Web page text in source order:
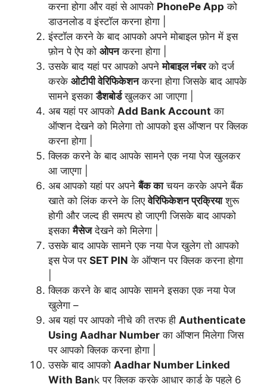
करना होगा और वहां से आपको PhonePe App को
डाउनलोड व इंस्टॉल करना होगा |
इंस्टॉल करने के बाद आपको अपने मोबाइल फ़ोन में इस
फ़ोन पे ऐप को ओपनकरना होगा |
उसके बाद यहां पर आपको अपनेमोबाइल नंबरको दर्ज
करके ओटीपी वेरिफिकेशनकरना होगा जिसके बाद आपके
सामने इसकाडैशबोर्डखुलकर आ जाएगा |
अब यहां पर आपको Add Bank Account का
ऑप्शन देखने को मिलेगा तो आपको इस ऑप्शन पर क्लिक
करना होगा |
क्लिक करने के बाद आपके सामने एक नया पेज खुलकर
आ जाएगा |
अब आपको यहां पर अपनेबैंक काचयन करके अपने बैंक
खाते को लिंक करने के लिएवेरिफिकेशन प्रक्रियाशुरू
होगी और जल्द ही समत्प हो जाएगी जिसके बाद आपको
इसकामैसेजदेखने को मिलेगा |
उसके बाद आपके सामने एक नया पेज खुलेग तो आपको
इस पेज पर SET PIN के ऑप्शन पर क्लिक करना होगा
क्लिक करने के बाद आपके सामने इसका एक नया पेज
खुलेगा –
अब यहां पर आपको नीचे की तरफ ही Authenticate
Using Aadhar Number का ऑप्शन मिलेगा जिस
पर आपको क्लिक करना होगा |
उसके बाद आपको Aadhar Number Linked
With Bank पर क्लिक करके आधार कार्ड के पहले 6